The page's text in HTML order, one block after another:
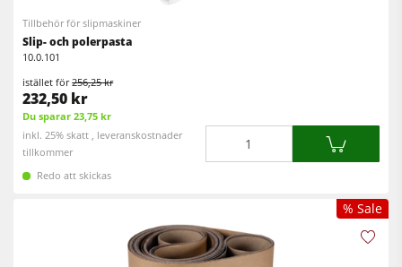
Tillbehör för slipmaskiner
Slip- och polerpasta
10.0.101
istället för256,25 kr
232,50 kr
Du sparar 23,75 kr
inkl. 25% skatt , leveranskostnader
tillkommer
Redo att skickas
% Sale